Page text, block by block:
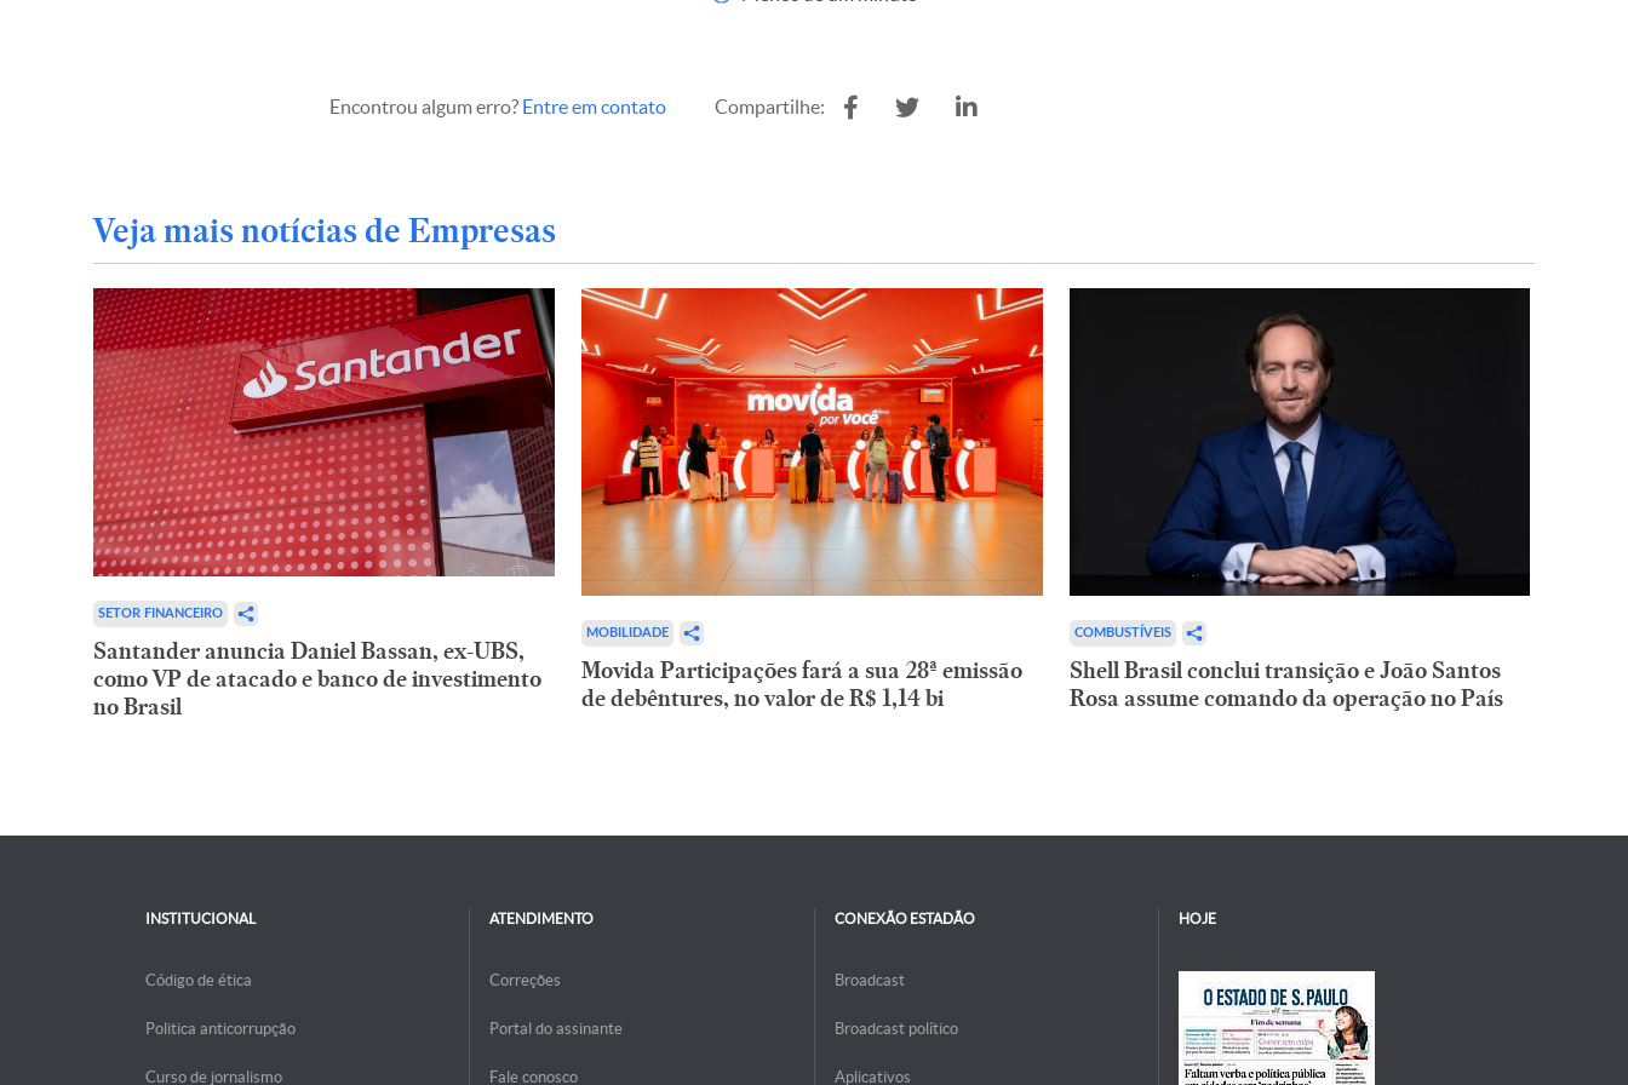
Encontrou algum erro? Entre em contato Compartilhe:
Veja mais notícias de Empresas
SETOR FINANCEIRO
Santander anuncia Daniel Bassan, ex-UBS,
como VP de atacado e banco de investimento
no Brasil
MOBILIDADE
Movida Participações fará a sua 28ª emissão
de debêntures, no valor de R$ 1,14 bi
COMBUSTÍVEIS
Shell Brasil conclui transição e João Santos
Rosa assume comando da operação no País
INSTITUCIONAL
Código de ética
Politica anticorrupção
Curso de jornalismo
ATENDIMENTO
Correções
Portal do assinante
Fale conosco
CONEXÃO ESTADÃO
Broadcast
Broadcast político
Aplicativos
HOJE